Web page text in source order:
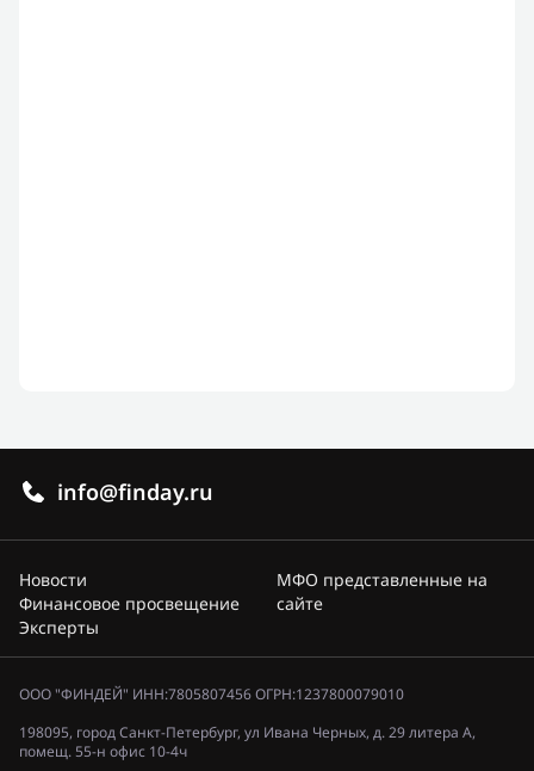
info@finday.ru
Новости
Финансовое просвещение
Эксперты
МФО представленные на
сайте
ООО "ФИНДЕЙ" ИНН:7805807456 ОГРН:1237800079010
198095, город Санкт-Петербург, ул Ивана Черных, д. 29 литера А,
помещ. 55-н офис 10-4ч